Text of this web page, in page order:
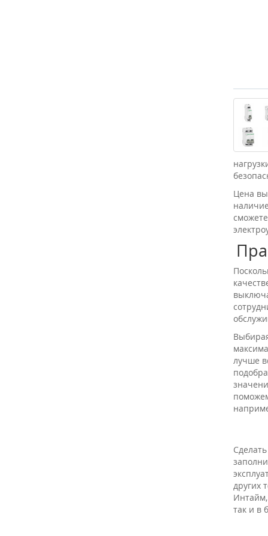
Цена
лучше
других
так и в